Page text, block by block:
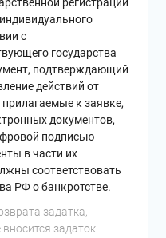
регистрации
с
государства
подтверждающий
действий от
к заявке,
документов,
подписью
в части их
соответствовать
РФ о банкротстве.
задатка,
задаток